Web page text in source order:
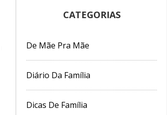
CATEGORIAS
De Mãe Pra Mãe
Diário Da Família
Dicas De Família